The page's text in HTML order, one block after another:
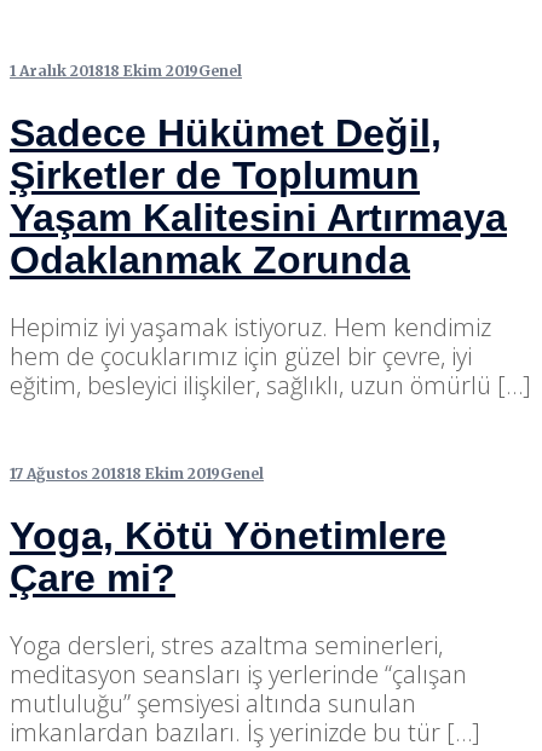
1 Aralık 201818 Ekim 2019Genel
Sadece Hükümet Değil,
Şirketler de Toplumun
Yaşam Kalitesini Artırmaya
Odaklanmak Zorunda
Hepimiz iyi yaşamak istiyoruz. Hem kendimiz
hem de çocuklarımız için güzel bir çevre, iyi
eğitim, besleyici ilişkiler, sağlıklı, uzun ömürlü […]
17 Ağustos 201818 Ekim 2019Genel
Yoga, Kötü Yönetimlere
Çare mi?
Yoga dersleri, stres azaltma seminerleri,
meditasyon seansları iş yerlerinde “çalışan
mutluluğu” şemsiyesi altında sunulan
imkanlardan bazıları. İş yerinizde bu tür […]